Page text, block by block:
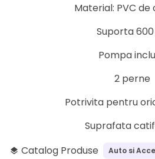
Material: PVC de
Suporta
Pompa
2 perne
Potrivita pentru
Suprafata
layers Catalog Produse Auto si